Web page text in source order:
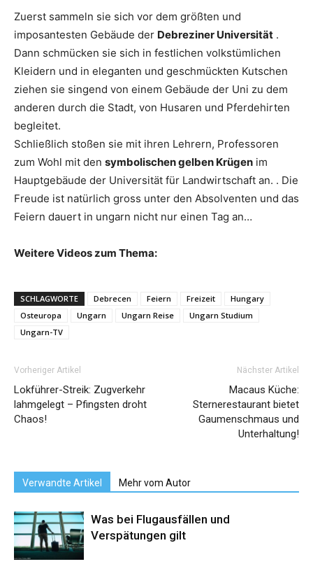
Zuerst sammeln sie sich vor dem größten und
imposantesten Gebäude der Debreziner Universität .
Dann schmücken sie sich in festlichen volkstümlichen
Kleidern und in eleganten und geschmückten Kutschen
ziehen sie singend von einem Gebäude der Uni zu dem
anderen durch die Stadt, von Husaren und Pferdehirten
begleitet.
Schließlich stoßen sie mit ihren Lehrern, Professoren
zum Wohl mit den symbolischen gelben Krügen im
Hauptgebäude der Universität für Landwirtschaft an. . Die
Freude ist natürlich gross unter den Absolventen und das
Feiern dauert in ungarn nicht nur einen Tag an…
Weitere Videos zum Thema:
SCHLAGWORTE Debrecen Feiern Freizeit
Hungary
Osteuropa
Ungarn Ungarn Reise
Ungarn Studium
Ungarn-TV
Vorheriger Artikel
Lokführer-Streik: Zugverkehr
lahmgelegt – Pfingsten droht
Chaos!
Nächster Artikel
Macaus Küche:
Sternerestaurant bietet
Gaumenschmaus und
Unterhaltung!
Verwandte Artikel Mehr vom Autor
Was bei Flugausfällen und
Verspätungen gilt